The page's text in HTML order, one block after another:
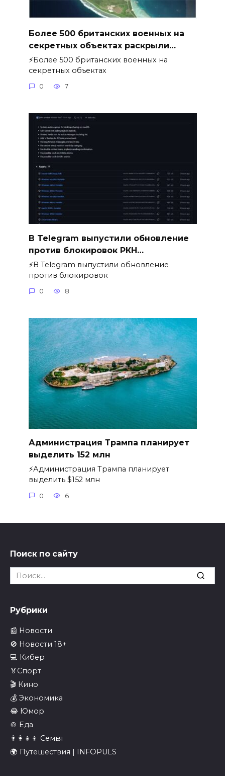
Более 500 британских военных на
секретных объектах раскрыли…
⚡️Более 500 британских военных на
секретных объектах
0 7
В Telegram выпустили обновление
против блокировок РКН…
⚡️В Telegram выпустили обновление
против блокировок
0 8
Администрация Трампа планирует
выделить 152 млн
⚡️Администрация Трампа планирует
выделить $152 млн
0 6
Поиск по сайту
Search
for:
Рубрики
📰 Новости
🚫 Новости 18+
💻 Кибер
🏅Спорт
🎬 Кино
💰 Экономика
😂 Юмор
🍲 Еда
👨‍👩‍👧‍👦 Семья
🌍 Путешествия | INFOPULS